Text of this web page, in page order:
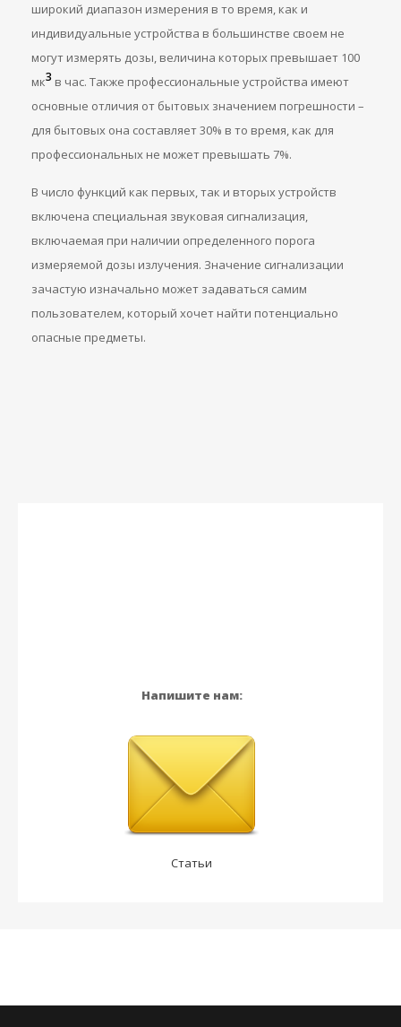
широкий диапазон измерения в то время, как и
индивидуальные устройства в большинстве своем не
могут измерять дозы, величина которых превышает 100
мк3 в час. Также профессиональные устройства имеют
основные отличия от бытовых значением погрешности –
для бытовых она составляет 30% в то время, как для
профессиональных не может превышать 7%.
В число функций как первых, так и вторых устройств
включена специальная звуковая сигнализация,
включаемая при наличии определенного порога
измеряемой дозы излучения. Значение сигнализации
зачастую изначально может задаваться самим
пользователем, который хочет найти потенциально
опасные предметы.
Напишите нам:
Статьи